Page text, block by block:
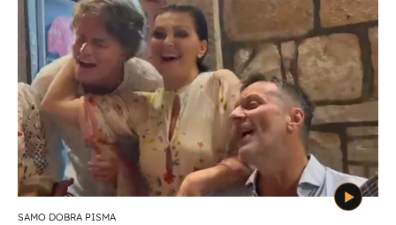
SAMO DOBRA PISMA